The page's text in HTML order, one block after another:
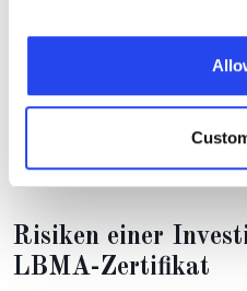
●Unabhängige Kontrolle
regelmäßig überprüft, um
Risiken einer
LBMA-Zertifikat